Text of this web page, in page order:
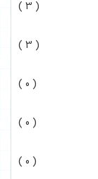
( 3 )
( 3 )
( 0 )
( 0 )
( 0 )